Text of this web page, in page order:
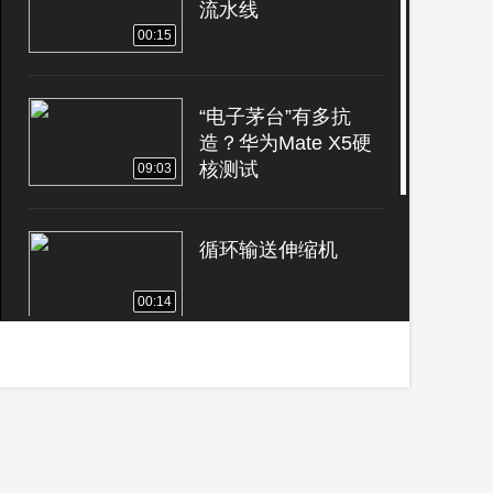
00:15
流水线
09:03
“电子茅台”有多抗
造？华为Mate X5硬
核测试
00:14
循环输送伸缩机
禁毒vr体验|如果没有